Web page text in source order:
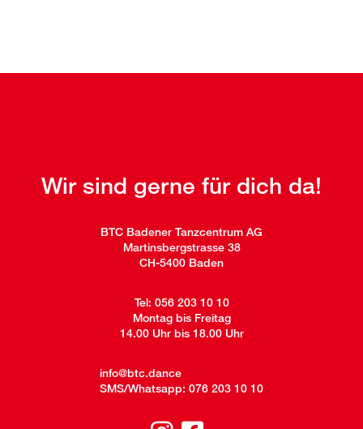
findest du
hier
Wir sind gerne für dich da!
BTC Badener Tanzcentrum AG
Martinsbergstrasse 38
CH-5400 Baden
Tel: 056 203 10 10
Montag bis Freitag
14.00 Uhr bis 18.00 Uhr
info@btc.dance
SMS/Whatsapp: 076 203 10 10